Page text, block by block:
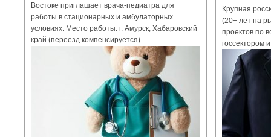
Востоке приглашает врача-педиатра для
работы в стационарных и амбулаторных
условиях. Место работы: г. Амурск, Хабаровский
край (переезд компенсируется)
Крупная
(20+ лет на
проектов по
госсектором